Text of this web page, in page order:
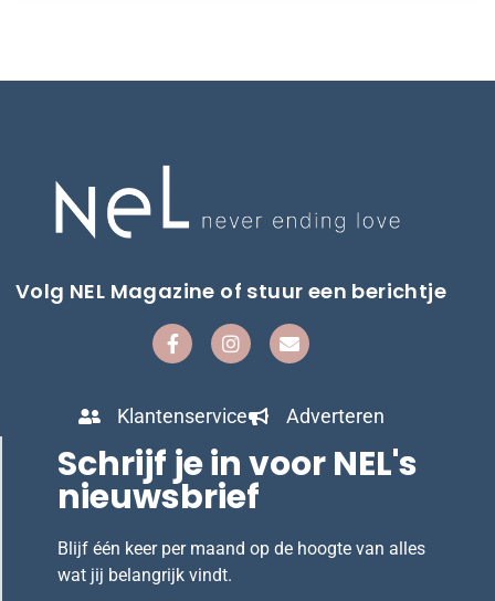
Volg NEL Magazine of stuur een berichtje
Klantenservice Adverteren
Schrijf je in voor NEL's
nieuwsbrief
Blijf één keer per maand op de hoogte van alles
wat jij belangrijk vindt.